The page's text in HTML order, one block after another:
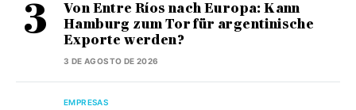
Von Entre Ríos nach Europa: Kann
Hamburg zum Tor für argentinische
Exporte werden?
3 DE AGOSTO DE 2026
EMPRESAS